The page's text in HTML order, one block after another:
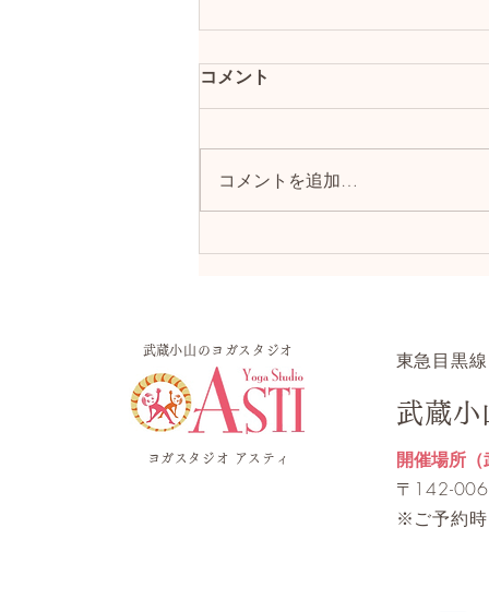
スケジュール変更について
8月15日（土）の骨盤底筋トレー
ニングヨガ（10:30開始）は、講
師の都合により、時間を変更して
19:00より開始いたします。よろ
コメント
コメントを追加…
​武蔵小山のヨガスタジオ
ヨガスタジオ アスティ
​東急目黒線
武蔵
開催場所
〒142-
※ご予約